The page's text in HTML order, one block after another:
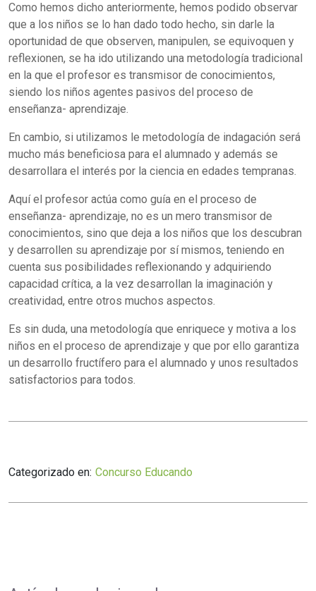
Como hemos dicho anteriormente, hemos podido observar
que a los niños se lo han dado todo hecho, sin darle la
oportunidad de que observen, manipulen, se equivoquen y
reflexionen, se ha ido utilizando una metodología tradicional
en la que el profesor es transmisor de conocimientos,
siendo los niños agentes pasivos del proceso de
enseñanza- aprendizaje.
En cambio, si utilizamos le metodología de indagación será
mucho más beneficiosa para el alumnado y además se
desarrollara el interés por la ciencia en edades tempranas.
Aquí el profesor actúa como guía en el proceso de
enseñanza- aprendizaje, no es un mero transmisor de
conocimientos, sino que deja a los niños que los descubran
y desarrollen su aprendizaje por sí mismos, teniendo en
cuenta sus posibilidades reflexionando y adquiriendo
capacidad crítica, a la vez desarrollan la imaginación y
creatividad, entre otros muchos aspectos.
Es sin duda, una metodología que enriquece y motiva a los
niños en el proceso de aprendizaje y que por ello garantiza
un desarrollo fructífero para el alumnado y unos resultados
satisfactorios para todos.
Categorizado en: Concurso Educando